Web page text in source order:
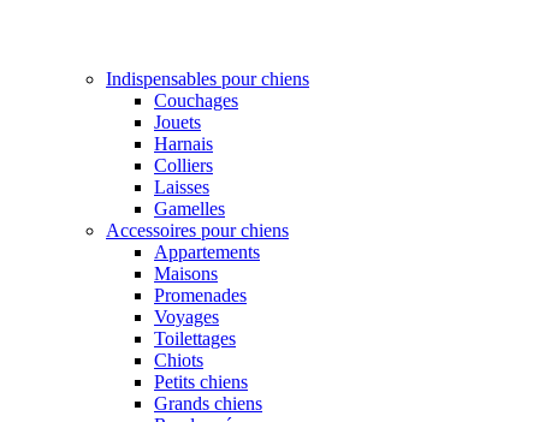
Indispensables pour chiens
Couchages
Jouets
Harnais
Colliers
Laisses
Gamelles
Accessoires pour chiens
Appartements
Maisons
Promenades
Voyages
Toilettages
Chiots
Petits chiens
Grands chiens